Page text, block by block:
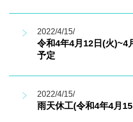
2022/4/15/
令和4年4月12日(火)~4
予定
2022/4/15/
雨天休工(令和4年4月